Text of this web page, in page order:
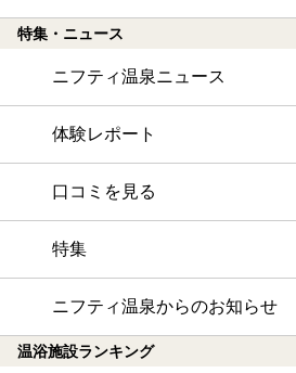
特集・ニュース
ニフティ温泉ニュース
体験レポート
口コミを見る
特集
ニフティ温泉からのお知らせ
温浴施設ランキング